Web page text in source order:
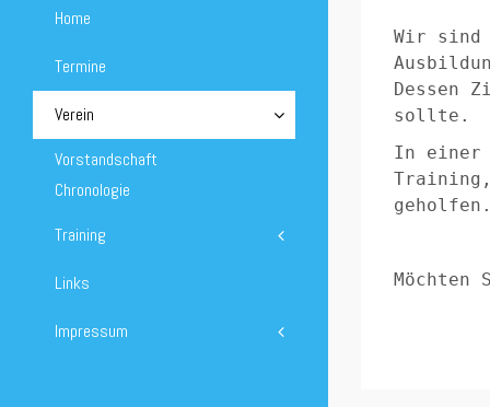
Home
Termine
Verein
Vorstandschaft
Chronologie
Training
Links
Impressum
Wir sind
Dessen
sollte.
In einer
Training,
Möchten